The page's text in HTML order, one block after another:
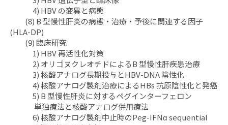
4) HBV の変異と病態
(8) B 型慢性肝炎の病態・治療・予後に関連する因子
(HLA-DP)
(9) 臨床研究
1) HBV 再活性化対策
2) オリゴヌクレオチドによるB 型慢性肝疾患治療
3) 核酸アナログ長期投与とHBV-DNA 陰性化
4) 核酸アナログ製剤治療によるHBs 抗原陰性化と発癌
5) B 型慢性肝炎に対するペグインターフェロン
単独療法と核酸アナログ併用療法
6) 核酸アナログ製剤中止時のPeg-IFNα sequential